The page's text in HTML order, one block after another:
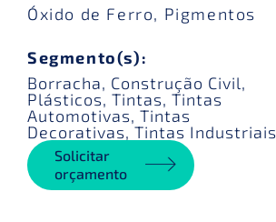
Óxido de Ferro, Pigmentos
Segmento(s):
Borracha, Construção Civil,
Plásticos, Tintas, Tintas
Automotivas, Tintas
Decorativas, Tintas Industriais
Solicitar
orçamento